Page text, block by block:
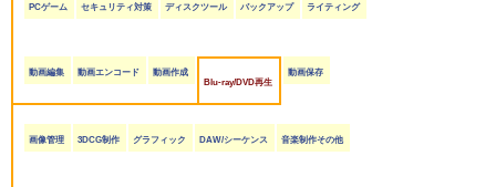
PCゲーム セキュリティ対策 ディスクツール バックアップ ライティング
動画編集 動画エンコード
動画作成
Blu-ray/DVD再生
動画保存
画像管理 3DCG制作 グラフィック DAW/シーケンス 音楽制作その他